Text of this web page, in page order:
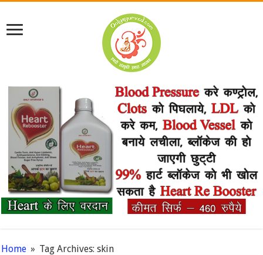
Home » Tag Archives: skin